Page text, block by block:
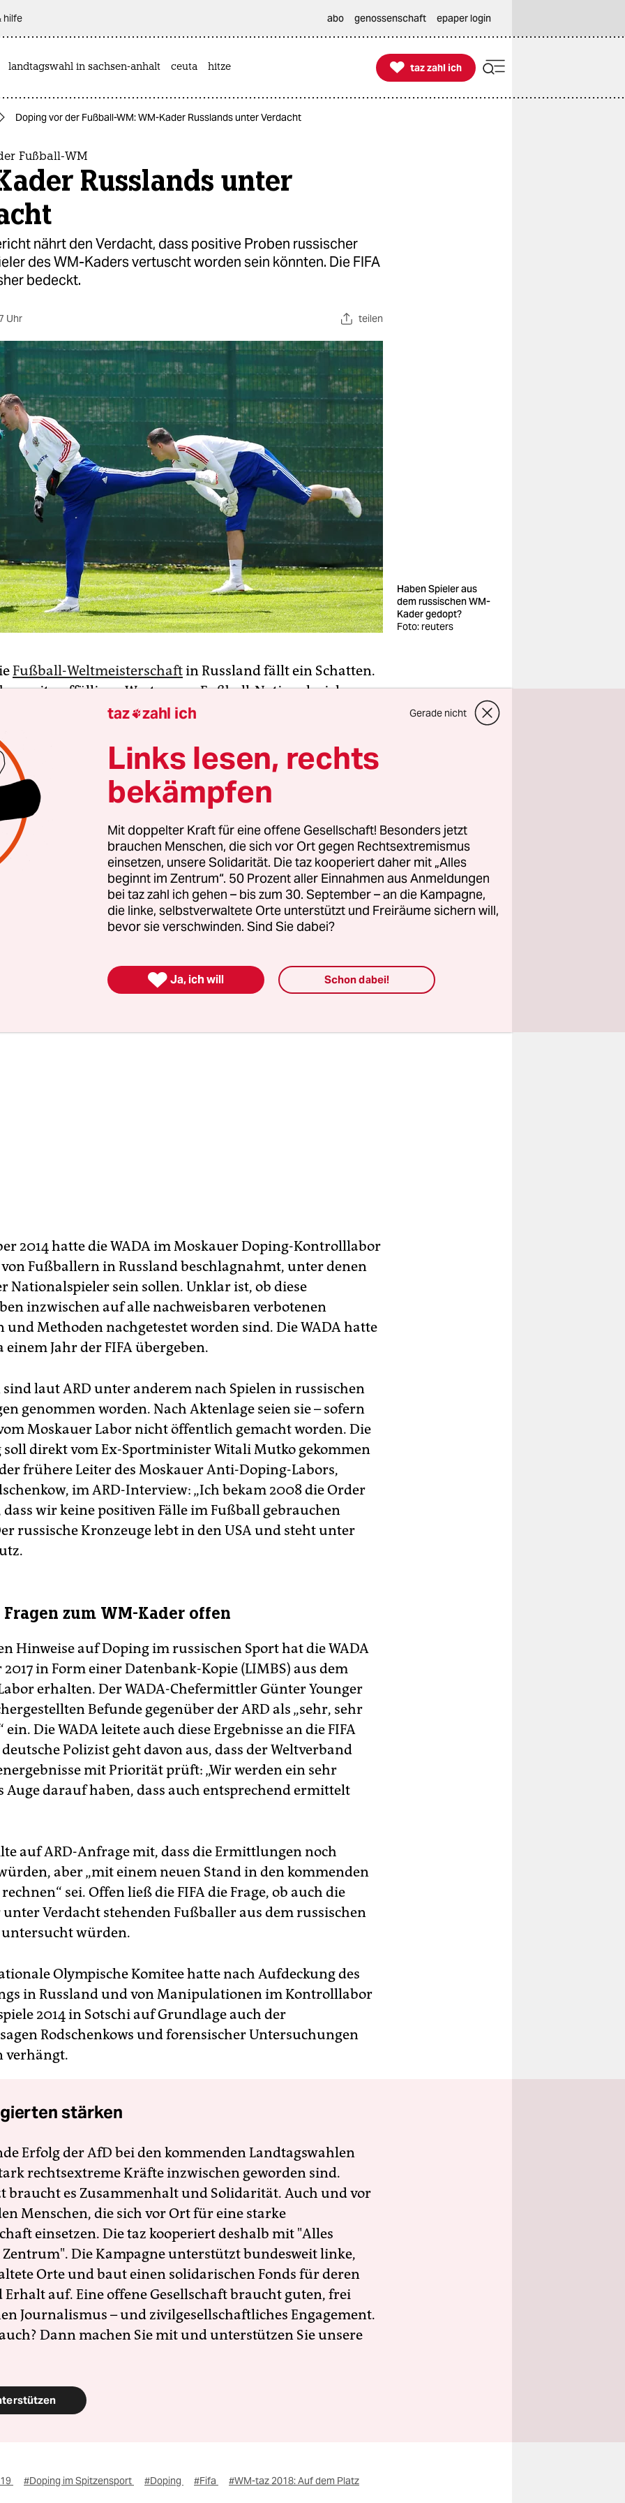
hilfe abo genossenschaft epaper login
landtagswahl in sachsen-anhalt ceuta hitze 
taz zahl ich
taz zahl ich
Doping vor der Fußball-WM: WM-Kader Russlands unter Verdacht
Fußball-WM
Russlands unter
nährt den Verdacht, dass positive Proben russischer
des WM-Kaders vertuscht worden sein könnten. Die FIFA
bedeckt.
Uhr teilen
Haben Spieler aus
dem russischen WM-
Kader gedopt?
Foto: reuters
Fußball-Weltmeisterschaftin Russland fällt ein Schatten.
mit auffälligen Werten von Fußball-Nationalspielern
WM-Kader Russlands sollen in der Vergangenheit
verfolgt worden sein. Das berichtete die ARD-
in der Dokumentation „Geheimsache Doping – Russlands
die am Pfingstsonntag ausgestrahlt wurde.
werden verdächtigt, fragwürdige Befunde
haben, die 2014 von der Welt-Anti-Doping-Agentur WADA
worden waren.
ist nach dem TV-Bericht aus Kreisen des
FIFA ein Dokument zu den betroffenen Proben
worden – mit Nummern und zugeordneten Namen der
sollen sich Mitglieder des russischen Kaders für die
2014 hatte die WADA im Moskauer Doping-Kontrolllabor
von Fußballern in Russland beschlagnahmt, unter denen
Nationalspieler sein sollen. Unklar ist, ob diese
inzwischen auf alle nachweisbaren verbotenen
und Methoden nachgetestet worden sind. Die WADA hatte
einem Jahr der FIFA übergeben.
sind laut ARD unter anderem nach Spielen in russischen
genommen worden. Nach Aktenlage seien sie – sofern
Moskauer Labor nicht öffentlich gemacht worden. Die
soll direkt vom Ex-Sportminister Witali Mutko gekommen
frühere Leiter des Moskauer Anti-Doping-Labors,
im ARD-Interview: „Ich bekam 2008 die Order
wir keine positiven Fälle im Fußball gebrauchen
russische Kronzeuge lebt in den USA und steht unter
zum WM-Kader offen
Hinweise auf Doping im russischen Sport hat die WADA
in Form einer Datenbank-Kopie (LIMBS) aus dem
erhalten. Der WADA-Chefermittler Günter Younger
Befunde gegenüber der ARD als „sehr, sehr
ein. Die WADA leitete auch diese Ergebnisse an die FIFA
Polizist geht davon aus, dass der Weltverband
mit Priorität prüft: „Wir werden ein sehr
Auge darauf haben, dass auch entsprechend ermittelt
auf ARD-Anfrage mit, dass die Ermittlungen noch
aber „mit einem neuen Stand in den kommenden
sei. Offen ließ die FIFA die Frage, ob auch die
unter Verdacht stehenden Fußballer aus dem russischen
würden.
Olympische Komitee hatte nach Aufdeckung des
in Russland und von Manipulationen im Kontrolllabor
2014 in Sotschi auf Grundlage auch der
Rodschenkows und forensischer Untersuchungen
verhängt.
stärken
Erfolg der AfD bei den kommenden Landtagswahlen
rechtsextreme Kräfte inzwischen geworden sind.
braucht es Zusammenhalt und Solidarität. Auch und vor
Menschen, die sich vor Ort für eine starke
einsetzen. Die taz kooperiert deshalb mit "Alles
Die Kampagne unterstützt bundesweit linke,
Orte und baut einen solidarischen Fonds für deren
Erhalt auf. Eine offene Gesellschaft braucht guten, frei
Journalismus – und zivilgesellschaftliches Engagement.
Dann machen Sie mit und unterstützen Sie unsere
#Doping im Spitzensport #Doping #Fifa
#WM-taz 2018: Auf dem Platz
taz zahl ich Gerade nicht
Links lesen, rechts
bekämpfen
Mit doppelter Kraft für eine offene Gesellschaft! Besonders jetzt
brauchen Menschen, die sich vor Ort gegen Rechtsextremismus
einsetzen, unsere Solidarität. Die taz kooperiert daher mit „Alles
beginnt im Zentrum“. 50 Prozent aller Einnahmen aus Anmeldungen
bei taz zahl ich gehen – bis zum 30. September – an die Kampagne,
die linke, selbstverwaltete Orte unterstützt und Freiräume sichern will,
bevor sie verschwinden. Sind Sie dabei?
 Ja, ich will Schon dabei!